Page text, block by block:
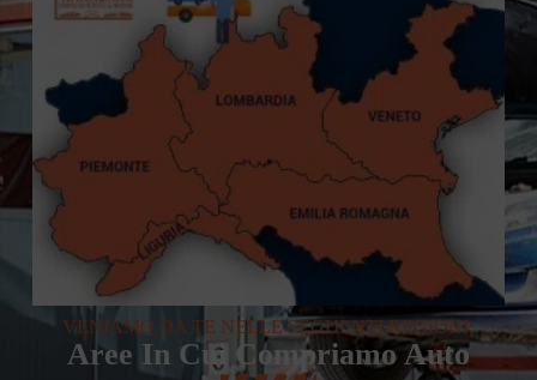
VENIAMO DA TE NELLE SEGUENTI REGIONI:
Aree In Cui Compriamo Auto